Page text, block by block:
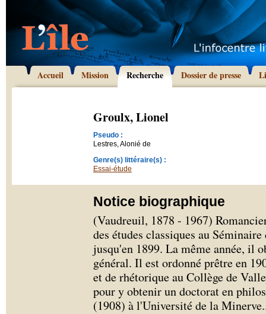
Accueil Mission Recherche Dossier de presse
Groulx, Lionel
Pseudo :
Lestres, Alonié de
Genre(s) littéraire(s) :
Essai-étude
Notice biographique
(Vaudreuil, 1878 - 1967)
des études classiques au
jusqu'en 1899. La même année, il
général. Il est ordonné prêtre en
et de rhétorique au Collège de
pour y obtenir un doctorat en
(1908) à l'Université de la Minerve.